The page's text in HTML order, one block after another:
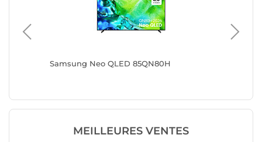
Samsung Neo QLED 85QN80H
MEILLEURES VENTES